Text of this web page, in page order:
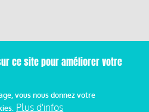
ce site pour améliorer votre
vous nous donnez votre
Plus d'infos